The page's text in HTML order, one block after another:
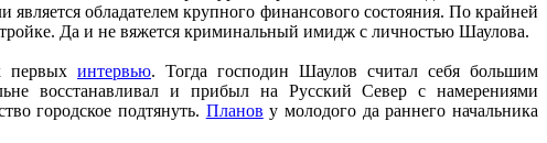
является обладателем крупного финансового состояния. По крайней
Да и не вяжется криминальный имидж с личностью Шаулова.
первых интервью. Тогда господин Шаулов считал себя большим
восстанавливал и прибыл на Русский Север с намерениями
городское подтянуть. Планов у молодого да раннего начальника